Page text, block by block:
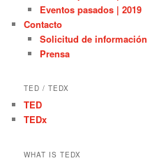
Eventos pasados | 2019
Contacto
Solicitud de información
Prensa
TED / TEDX
TED
TEDx
WHAT IS TEDX